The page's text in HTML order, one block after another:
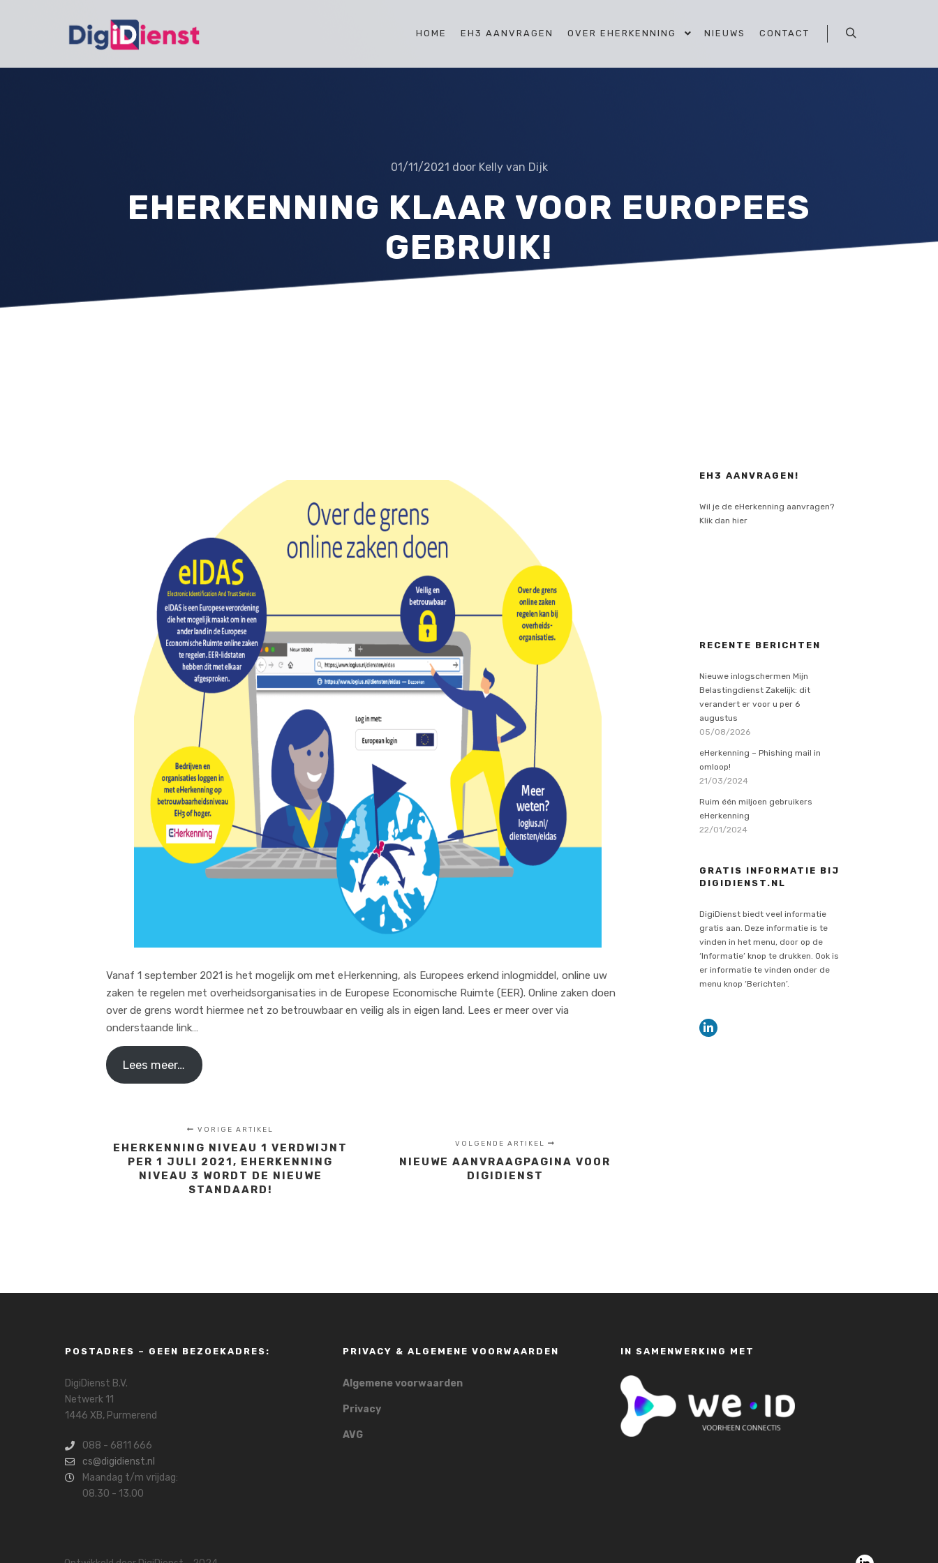
HOME EH3 AANVRAGEN OVER EHERKENNING NIEUWS
CONTACT
01/11/2021 door Kelly van Dijk
EHERKENNING KLAAR VOOR EUROPEES
GEBRUIK!
Vanaf 1 september 2021 is het mogelijk om met eHerkenning, als Europees erkend inlogmiddel, online uw
zaken te regelen met overheidsorganisaties in de Europese Economische Ruimte (EER). Online zaken doen
over de grens wordt hiermee net zo betrouwbaar en veilig als in eigen land. Lees er meer over via
onderstaande link…
Lees meer…
VORIGE ARTIKEL
EHERKENNING NIVEAU 1 VERDWIJNT
PER 1 JULI 2021, EHERKENNING
NIVEAU 3 WORDT DE NIEUWE
STANDAARD!
VOLGENDE ARTIKEL
NIEUWE AANVRAAGPAGINA VOOR
DIGIDIENST
EH3 AANVRAGEN!
Wil je de eHerkenning aanvragen?
Klik dan hier
RECENTE BERICHTEN
Nieuwe inlogschermen Mijn
Belastingdienst Zakelijk: dit
verandert er voor u per 6
augustus
05/08/2026
eHerkenning – Phishing mail in
omloop!
21/03/2024
Ruim één miljoen gebruikers
eHerkenning
22/01/2024
GRATIS INFORMATIE BIJ
DIGIDIENST.NL
DigiDienst biedt veel informatie
gratis aan. Deze informatie is te
vinden in het menu, door op de
‘Informatie’ knop te drukken. Ook is
er informatie te vinden onder de
menu knop ‘Berichten’.
POSTADRES – GEEN BEZOEKADRES:
DigiDienst B.V.
Netwerk 11
1446 XB, Purmerend
088 - 6811 666
cs@digidienst.nl
Maandag t/m vrijdag:
08.30 - 13.00
PRIVACY & ALGEMENE VOORWAARDEN
Algemene voorwaarden
Privacy
AVG
IN SAMENWERKING MET